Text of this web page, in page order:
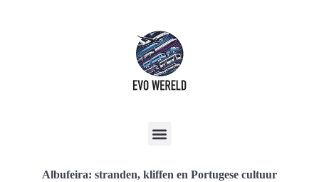
Albufeira: stranden, kliffen en Portugese cultuur